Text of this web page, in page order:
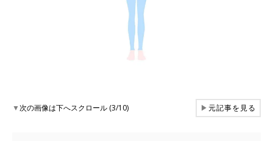
▼次の画像は下へスクロール (3/10) ▶元記事を見る